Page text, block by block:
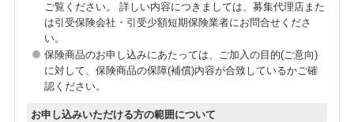
ご覧ください。 詳しい内容につきましては、募集代理店また
は引受保険会社・引受少額短期保険業者にお問合せくださ
い。
保険商品のお申し込みにあたっては、ご加入の目的(ご意向)
に対して、保険商品の保障(補償)内容が合致しているかご確
認ください。
お申し込みいただける方の範囲について